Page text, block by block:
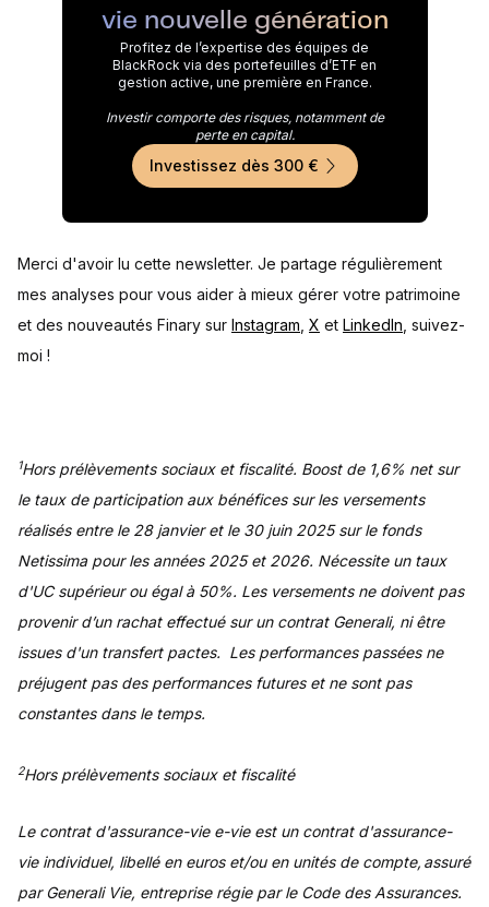
vie nouvelle génération
Profitez de l’expertise des équipes de
BlackRock via des portefeuilles d’ETF en
gestion active, une première en France.
Investir comporte des risques, notamment de
perte en capital.
Investissez dès 300 €
Merci d'avoir lu cette newsletter. Je partage régulièrement
mes analyses pour vous aider à mieux gérer votre patrimoine
et des nouveautés Finary sur Instagram X et LinkedIn , suivez-
moi !
1Hors prélèvements sociaux et fiscalité. Boost de 1,6% net sur
le taux de participation aux bénéfices sur les versements
réalisés entre le 28 janvier et le 30 juin 2025 sur le fonds
Netissima pour les années 2025 et 2026. Nécessite un taux
d'UC supérieur ou égal à 50%. Les versements ne doivent pas
provenir d’un rachat effectué sur un contrat Generali, ni être
issues d'un transfert pactes. Les performances passées ne
préjugent pas des performances futures et ne sont pas
constantes dans le temps.
2Hors prélèvements sociaux et fiscalité
Le contrat d'assurance-vie e-vie est un contrat d'assurance-
vie individuel, libellé en euros et/ou en unités de compte, assuré
par Generali Vie, entreprise régie par le Code des Assurances.